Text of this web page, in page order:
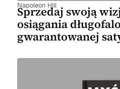
Napoleon Hill
Sprzedaj swoją
osiągania
gwarantowanej